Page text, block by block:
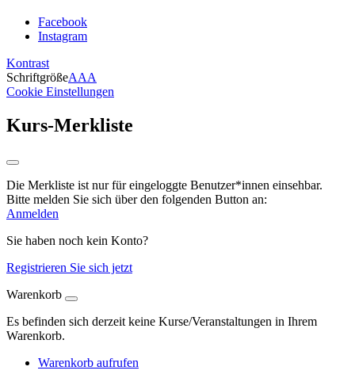
Facebook
Instagram
Kontrast
SchriftgrößeAAA
Cookie Einstellungen
Kurs-Merkliste
Die Merkliste ist nur für eingeloggte Benutzer*innen einsehbar.
Bitte melden Sie sich über den folgenden Button an:
Anmelden
Sie haben noch kein Konto?
Registrieren Sie sich jetzt
Warenkorb
Es befinden sich derzeit keine Kurse/Veranstaltungen in Ihrem
Warenkorb.
Warenkorb aufrufen